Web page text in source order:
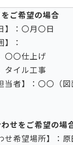
ご希望の場合
】：〇月〇日
】：
〇仕上げ
イル工事
当者】：〇〇（
せをご希望の場
せ希望場所】：